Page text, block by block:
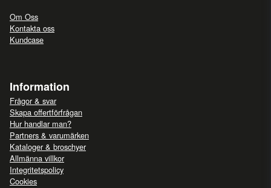
Om Oss
Kontakta oss
Kundcase
Information
Frågor & svar
Skapa offertförfrågan
Hur handlar man?
Partners & varumärken
Kataloger & broschyer
Allmänna villkor
Integritetspolicy
Cookies